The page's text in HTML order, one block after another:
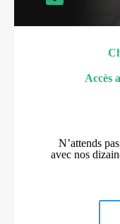
Accès
N’attends
avec nos